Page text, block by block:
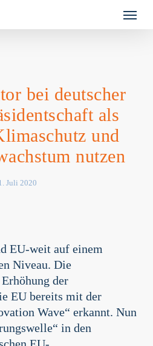
Menu
bei deutscher
als
und
nutzen
Juli 2020
EU-weit auf einem
Niveau. Die
der
EU bereits mit der
Wave“ erkannt. Nun
in den